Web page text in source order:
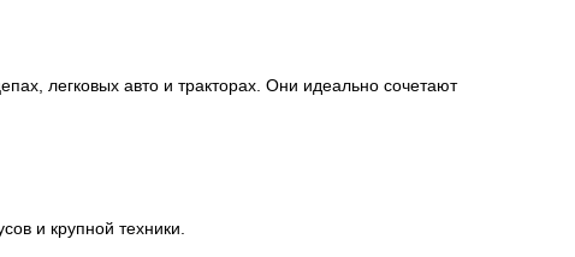
легковых авто и тракторах. Они идеально сочетают
и крупной техники.